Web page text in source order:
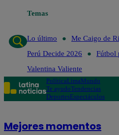
Temas
Lo último
Me Caigo de
Perú Decide 2026
Fútbol
Valentina Valiente
PolíticaLimaMundo
Te ayudoTendencias
DeportesEspectáculos
Mejores momentos